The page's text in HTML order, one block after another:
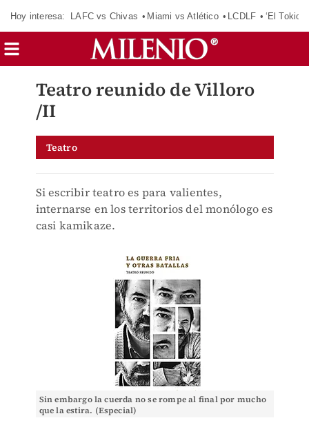
Hoy interesa: LAFC vs Chivas Miami vs Atlético LCDLF ‘El Tokio’
Teatro reunido de Villoro
/II
Teatro
Si escribir teatro es para valientes,
internarse en los territorios del monólogo es
casi kamikaze.
Sin embargo la cuerda no se rompe al final por mucho
que la estira. (Especial)